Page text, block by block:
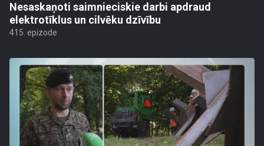
Nesaskaņoti saimnieciskie darbi apdraud
elektrotīklus un cilvēku dzīvību
415. epizode